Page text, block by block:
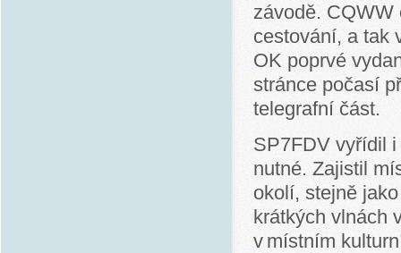
závodě. CQWW
cestování, a tak
OK poprvé
stránce počasí
telegrafní část.
SP7FDV vyřídil
nutné. Zajistil
okolí, stejně
krátkých vlnách
v místním